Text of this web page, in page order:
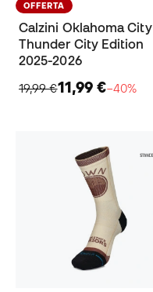
OFFERTA
Calzini Oklahoma City
Thunder City Edition
2025-2026
19,99 €11,99 €−40%